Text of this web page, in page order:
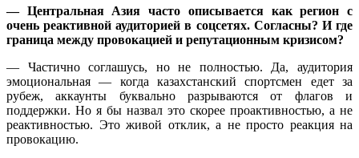
— Центральная Азия часто описывается как регион с
очень реактивной аудиторией в соцсетях. Согласны? И где
граница между провокацией и репутационным кризисом?
— Частично соглашусь, но не полностью. Да, аудитория
эмоциональная — когда казахстанский спортсмен едет за
рубеж, аккаунты буквально разрываются от флагов и
поддержки. Но я бы назвал это скорее проактивностью, а не
реактивностью. Это живой отклик, а не просто реакция на
провокацию.